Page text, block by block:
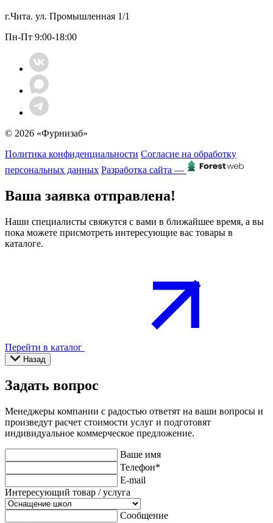
г.Чита. ул. Промышленная 1/1
Пн-Пт 9:00-18:00
© 2026 «Фурнизаб»
Политика конфиденциальности Согласие на обработку
персональных данных Разработка сайта —
Ваша заявка отправлена!
Наши специалисты свяжутся с вами в ближайшее время, а вы
пока можете присмотреть интересующие вас товары в
каталоге.
Перейти в каталог
Назад
Задать вопрос
Менеджеры компании с радостью ответят на ваши вопросы и
произведут расчет стоимости услуг и подготовят
индивидуальное коммерческое предложение.
Ваше имя
Телефон*
E-mail
Интересующий товар / услуга
Сообщение